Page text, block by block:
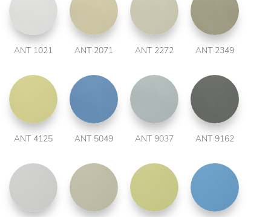
ANT 1021 ANT 2071 ANT 2272 ANT 2349
ANT 4125 ANT 5049 ANT 9037 ANT 9162